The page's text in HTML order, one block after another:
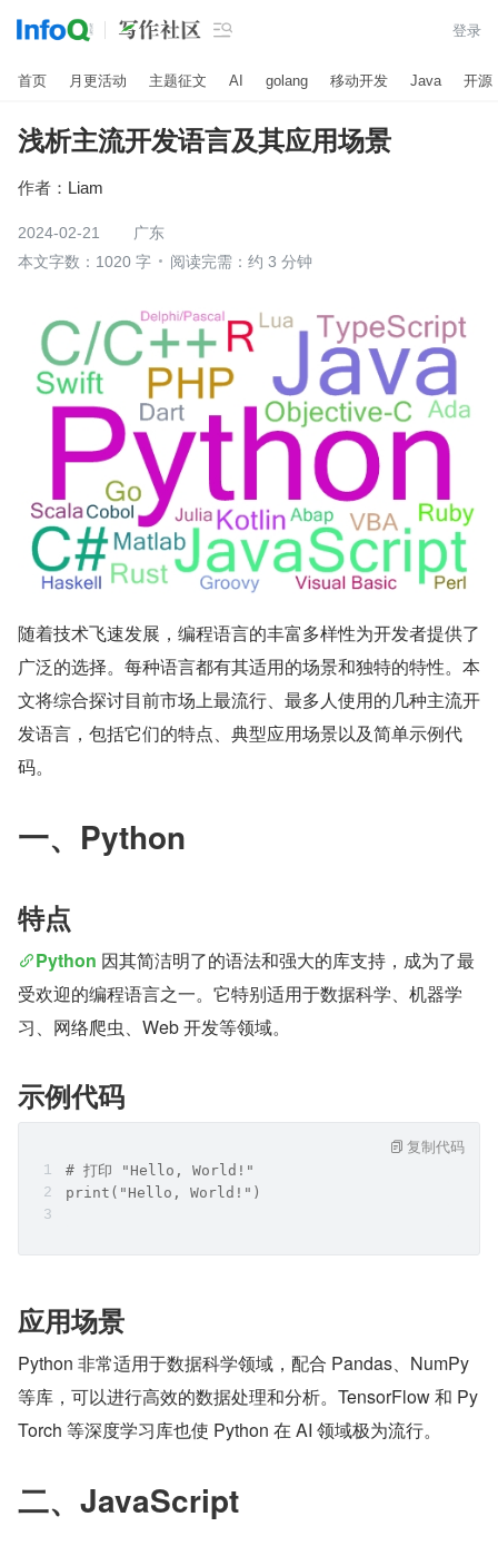
 登录
首页 月更活动 主题征文 AI golang 移动开发 Java 开源
浅析主流开发语言及其应用场景
作者： Liam
2024-02-21
广东
本文字数：1020 字
阅读完需：约 3 分钟
随着技术飞速发展，编程语言的丰富多样性为开发者提供了
广泛的选择。每种语言都有其适用的场景和独特的特性。本
文将综合探讨目前市场上最流行、最多人使用的几种主流开
发语言，包括它们的特点、典型应用场景以及简单示例代
码。
一、Python
特点
Python 因其简洁明了的语法和强大的库支持，成为了最
受欢迎的编程语言之一。它特别适用于数据科学、机器学
习、网络爬虫、Web 开发等领域。
示例代码
# 打印 "Hello, World!"
print("Hello, World!")
复制代码
应用场景
Python 非常适用于数据科学领域，配合 Pandas、NumPy
等库，可以进行高效的数据处理和分析。TensorFlow 和 Py
Torch 等深度学习库也使 Python 在 AI 领域极为流行。
二、JavaScript